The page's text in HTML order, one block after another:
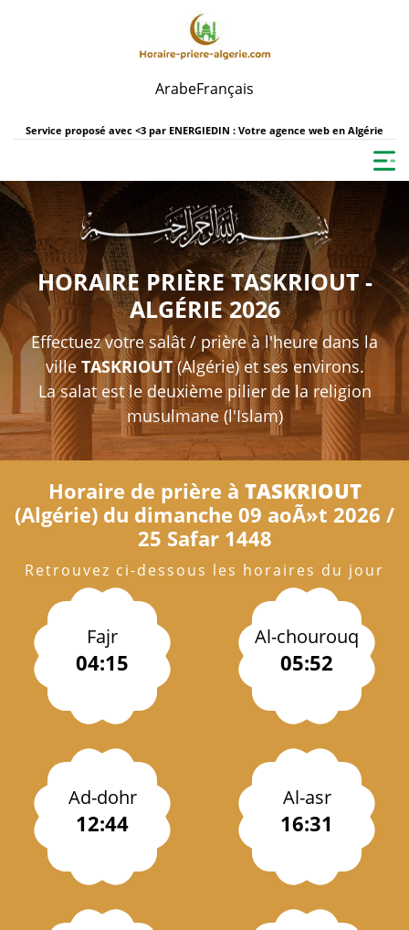
ArabeFrançais
Service proposé avec <3 par ENERGIEDIN : Votre agence web en Algérie
HORAIRE PRIÈRE TASKRIOUT -
ALGÉRIE 2026
Effectuez votre salât / prière à l'heure dans la
ville TASKRIOUT(Algérie) et ses environs.
La salat est le deuxième pilier de la religion
musulmane (l'Islam)
Horaire de prière à TASKRIOUT
(Algérie) du dimanche 09 aoÃ»t 2026 /
25 Safar 1448
Retrouvez ci-dessous les horaires du jour
Fajr
04:15
Al-chourouq
05:52
Ad-dohr
12:44
Al-asr
16:31